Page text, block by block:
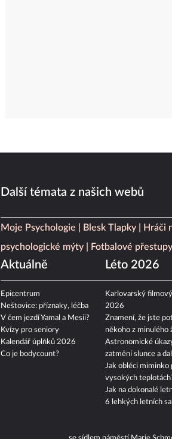
Další témata z našich webů
Moje Psychologie Blesk Tlapky Hráči
psychologické mýty
Fotbalové
Aktuálně
Epicentrum
Neštovice: příznaky, léčba
V čem jezdí Yamal a Mesii?
Kvízy pro seniory
Kalendář úplňků 2026
Co je bodycount?
Léto 2026
Karlovarský
2026
Znamení, že jste
někoho z minulého
Astronomické
zatmění slunce a
Jak obléci miminko
vysokých
Jak na dokonalé
6 lehkých letních